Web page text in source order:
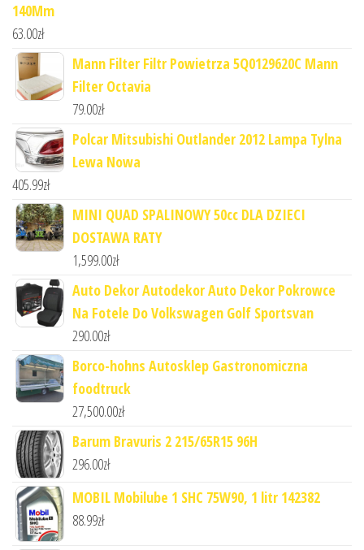
140Mm
63.00zł
Mann Filter Filtr Powietrza 5Q0129620C Mann
Filter Octavia
79.00zł
Polcar Mitsubishi Outlander 2012 Lampa Tylna
Lewa Nowa
405.99zł
MINI QUAD SPALINOWY 50cc DLA DZIECI
DOSTAWA RATY
1,599.00zł
Auto Dekor Autodekor Auto Dekor Pokrowce
Na Fotele Do Volkswagen Golf Sportsvan
290.00zł
Borco-hohns Autosklep Gastronomiczna
foodtruck
27,500.00zł
Barum Bravuris 2 215/65R15 96H
296.00zł
MOBIL Mobilube 1 SHC 75W90, 1 litr 142382
88.99zł